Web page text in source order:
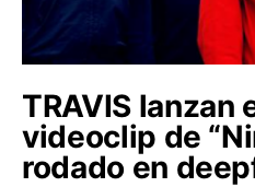
TRAVIS lanzan
videoclip de
rodado en